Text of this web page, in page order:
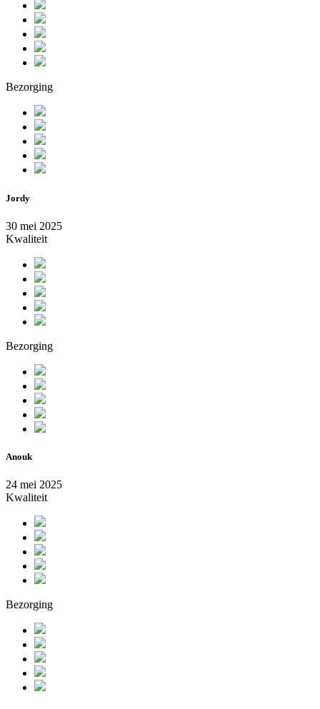
Bezorging
Jordy
30 mei 2025
Kwaliteit
Bezorging
Anouk
24 mei 2025
Kwaliteit
Bezorging